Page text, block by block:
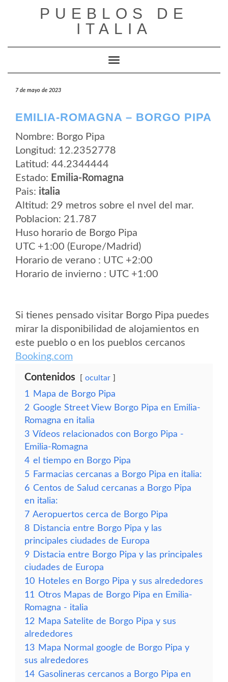
PUEBLOS DE
ITALIA
Cambiar modo de navegación
7 de mayo de 2023
EMILIA-ROMAGNA – BORGO PIPA
Nombre: Borgo Pipa
Longitud: 12.2352778
Latitud: 44.2344444
Estado: Emilia-Romagna
Pais: italia
Altitud: 29 metros sobre el nvel del mar.
Poblacion: 21.787
Huso horario de Borgo Pipa
UTC +1:00 (Europe/Madrid)
Horario de verano : UTC +2:00
Horario de invierno : UTC +1:00
Si tienes pensado visitar Borgo Pipa puedes
mirar la disponibilidad de alojamientos en
este pueblo o en los pueblos cercanos
Booking.com
Contenidos ocultar
1
Mapa de Borgo Pipa
2 Google Street View Borgo Pipa en Emilia-
Romagna en italia
3 Vídeos relacionados con Borgo Pipa -
Emilia-Romagna
4 el tiempo en Borgo Pipa
5 Farmacias cercanas a Borgo Pipa en italia:
6 Centos de Salud cercanas a Borgo Pipa
en italia:
7 Aeropuertos cerca de Borgo Pipa
8 Distancia entre Borgo Pipa y las
principales ciudades de Europa
9 Distacia entre Borgo Pipa y las principales
ciudades de Europa
10 Hoteles en Borgo Pipa y sus alrededores
11 Otros Mapas de Borgo Pipa en Emilia-
Romagna - italia
12 Mapa Satelite de Borgo Pipa y sus
alrededores
13 Mapa Normal google de Borgo Pipa y
sus alrededores
14 Gasolineras cercanos a Borgo Pipa en